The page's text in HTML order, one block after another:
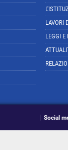
LAVORI
LEGGI E
Social